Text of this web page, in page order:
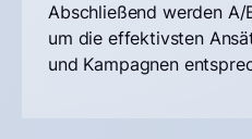
Abschließend werden
um die effektivsten
und Kampagnen